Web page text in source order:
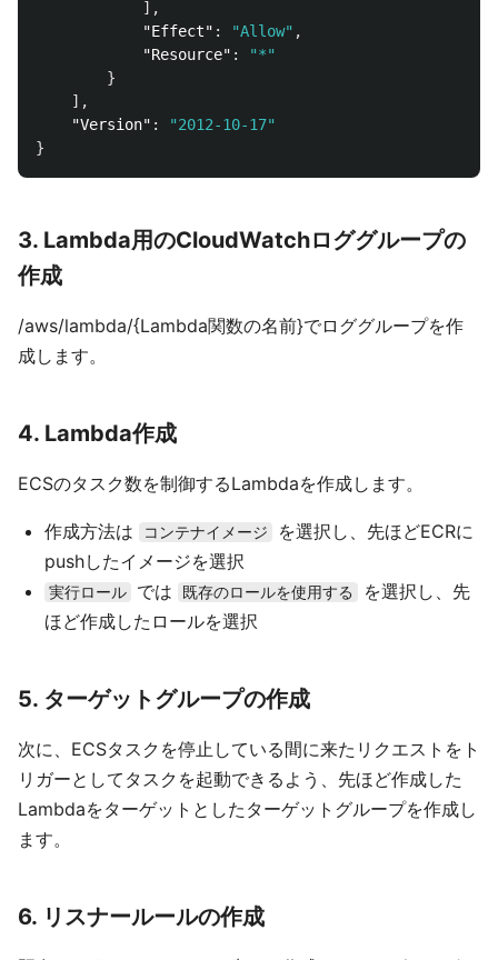
],
"Effect" : "Allow" ,
"Resource" :
"*"
}
],
"Version" :
"2012-10-17"
}
3. Lambda用のCloudWatchロググループの
作成
/aws/lambda/{Lambda関数の名前}でロググループを作
成します。
4. Lambda作成
ECSのタスク数を制御するLambdaを作成します。
作成方法は コンテナイメージ
を選択し、先ほどECRに
pushしたイメージを選択
実行ロール では 既存のロールを使用する
を選択し、先
ほど作成したロールを選択
5. ターゲットグループの作成
次に、ECSタスクを停止している間に来たリクエストをト
リガーとしてタスクを起動できるよう、先ほど作成した
Lambdaをターゲットとしたターゲットグループを作成し
ます。
6. リスナールールの作成